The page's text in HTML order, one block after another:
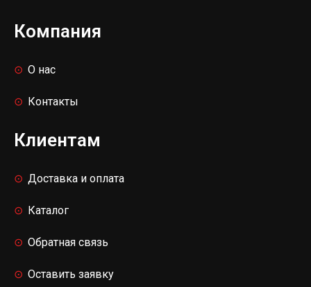
Компания
О нас
Контакты
Клиентам
Доставка и оплата
Каталог
Обратная связь
Оставить заявку